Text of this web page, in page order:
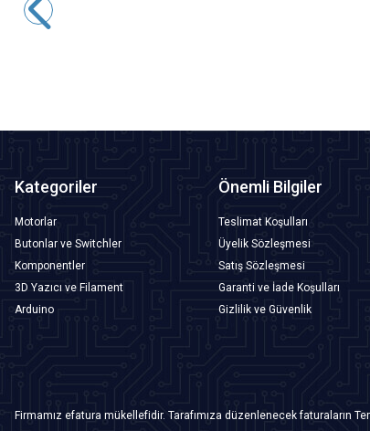
Kategoriler
Motorlar
Butonlar ve Switchler
Komponentler
3D Yazıcı ve Filament
Arduino
Önemli Bilgiler
Teslimat Koşulları
Üyelik Sözleşmesi
Satış Sözleşmesi
Garanti ve İade Koşulları
Gizlilik ve Güvenlik
Firmamız efatura mükellefidir. Tarafımıza düzenlenecek faturaların